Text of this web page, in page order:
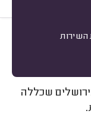
השירות
שכללה